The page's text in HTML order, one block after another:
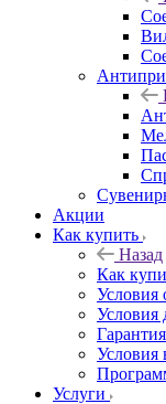
Акции
Как купить
Назад
Как
Условия
Условия
Условия
Услуги